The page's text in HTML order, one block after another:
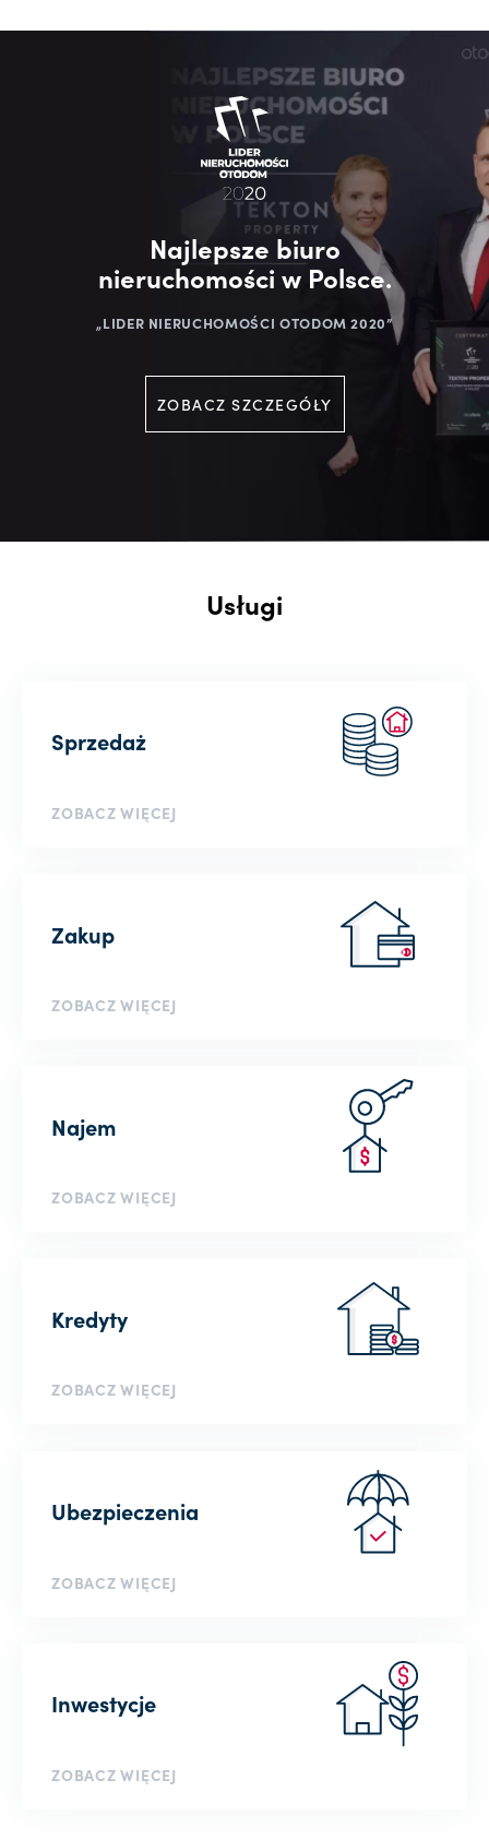
Najlepsze biuro
nieruchomości w Polsce.
„LIDER NIERUCHOMOŚCI OTODOM 2020”
ZOBACZ SZCZEGÓŁY
Usługi
Sprzedaż
ZOBACZ WIĘCEJ
Zakup
ZOBACZ WIĘCEJ
Najem
ZOBACZ WIĘCEJ
Kredyty
ZOBACZ WIĘCEJ
Ubezpieczenia
ZOBACZ WIĘCEJ
Inwestycje
ZOBACZ WIĘCEJ